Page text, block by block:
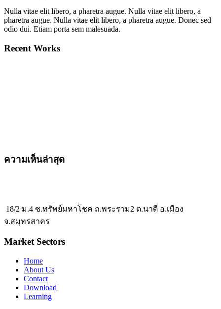
Nulla vitae elit libero, a pharetra augue. Nulla vitae elit libero, a
pharetra augue. Nulla vitae elit libero, a pharetra augue. Donec sed
odio dui. Etiam porta sem malesuada.
Recent Works
ความเห็นล่าสุด
18/2 ม.4 ซ.ทรัพย์มหาโชค ถ.พระราม2 ต.นาดี อ.เมือง
จ.สมุทรสาคร
Market Sectors
Home
About Us
Contact
Download
Learning